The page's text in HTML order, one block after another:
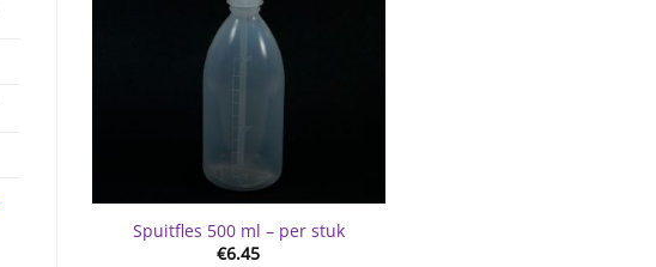
Spuitfles 500 ml – per stuk
€6.45